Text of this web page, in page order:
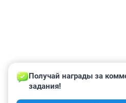
Получай награды за
задания!